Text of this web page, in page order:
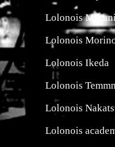
Lolonois
Lolonois
Lolonois Ikeda
Lolonois
Lolonois
Lolonois